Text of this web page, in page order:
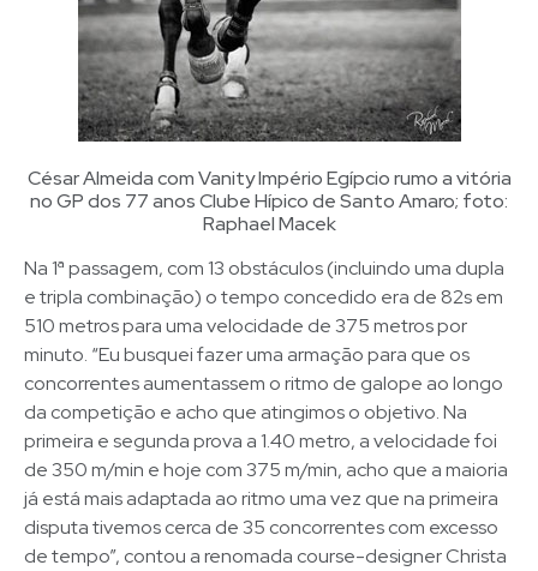
César Almeida com Vanity Império Egípcio rumo a vitória
no GP dos 77 anos Clube Hípico de Santo Amaro; foto:
Raphael Macek
Na 1ª passagem, com 13 obstáculos (incluindo uma dupla
e tripla combinação) o tempo concedido era de 82s em
510 metros para uma velocidade de 375 metros por
minuto. “Eu busquei fazer uma armação para que os
concorrentes aumentassem o ritmo de galope ao longo
da competição e acho que atingimos o objetivo. Na
primeira e segunda prova a 1.40 metro, a velocidade foi
de 350 m/min e hoje com 375 m/min, acho que a maioria
já está mais adaptada ao ritmo uma vez que na primeira
disputa tivemos cerca de 35 concorrentes com excesso
de tempo”, contou a renomada course-designer Christa